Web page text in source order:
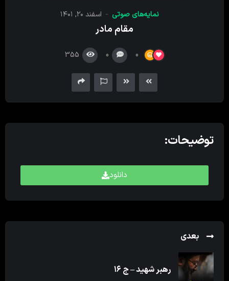
نمایه‌های صوتی اسفند ۲۰, ۱۴۰۱
مقام مادر
0
0
355
توضیحات:
دانلود
بعدی
رهبر شهید – ج ۱۶